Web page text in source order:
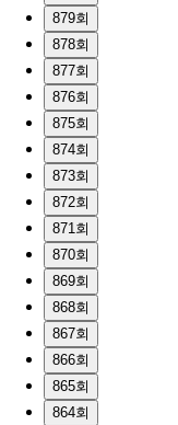
879회
878회
877회
876회
875회
874회
873회
872회
871회
870회
869회
868회
867회
866회
865회
864회